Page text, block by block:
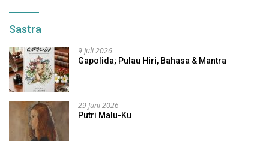
Sastra
9 Juli 2026
Gapolida; Pulau Hiri, Bahasa & Mantra
29 Juni 2026
Putri Malu-Ku